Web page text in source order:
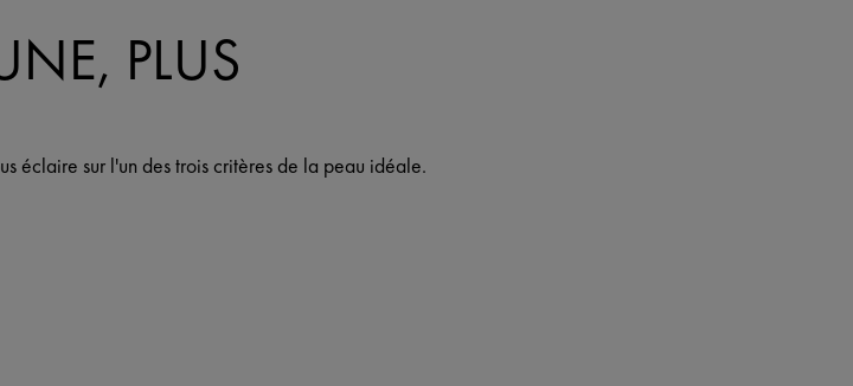
PLUS
éclaire sur l'un des trois critères de la peau idéale.